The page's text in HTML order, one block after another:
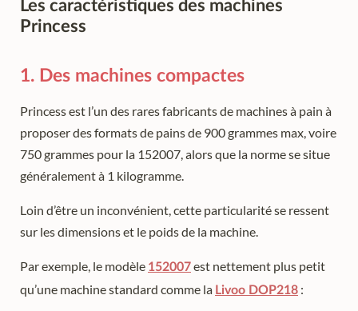
Les caractéristiques des machines
Princess
1. Des machines compactes
Princess est l’un des rares fabricants de machines à pain à
proposer des formats de pains de 900 grammes max, voire
750 grammes pour la 152007, alors que la norme se situe
généralement à 1 kilogramme.
Loin d’être un inconvénient, cette particularité se ressent
sur les dimensions et le poids de la machine.
Par exemple, le modèle 152007est nettement plus petit
qu’une machine standard comme la Livoo DOP218 :